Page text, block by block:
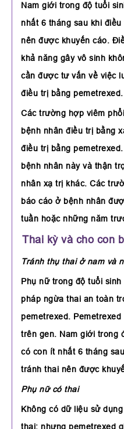
Nam giới trong độ tuổi
nhất 6 tháng sau khi
nên được khuyến cáo.
khả năng gây vô sinh
cần được tư vấn về việc
điều trị bằng pemetrexed.
Các trường hợp viêm
bệnh nhân điều trị bằng
điều trị bằng
bệnh nhân này và thận
nhân xạ trị khác. Các
báo cáo ở bệnh nhân
tuần hoặc những năm
Thai kỳ và cho con
Tránh thụ thai ở nam và
Phụ nữ trong độ tuổi
pháp ngừa thai an toàn
pemetrexed.
trên gen. Nam giới trong
có con ít nhất 6 tháng
tránh thai nên được
Phụ nữ có thai
Không có dữ liệu sử
thai; nhưng pemetrexed